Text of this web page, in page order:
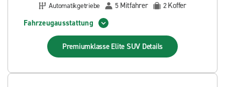
Automatikgetriebe
5 Mitfahrer 2Koffer
Fahrzeugausstattung
Premiumklasse Elite SUV Details